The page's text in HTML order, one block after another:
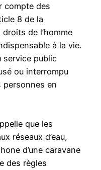
compte des
8 de la
de l’homme
à la vie.
service public
ou interrompu
personnes en
que les
réseaux d’eau,
d’une caravane
des règles